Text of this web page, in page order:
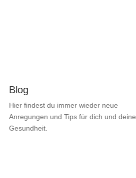
Blog
Hier findest du immer wieder neue
Anregungen und Tips für dich und deine
Gesundheit.